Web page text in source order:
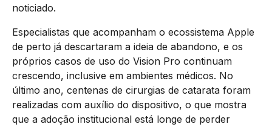
noticiado.
Especialistas que acompanham o ecossistema Apple
de perto já descartaram a ideia de abandono, e os
próprios casos de uso do Vision Pro continuam
crescendo, inclusive em ambientes médicos. No
último ano, centenas de cirurgias de catarata foram
realizadas com auxílio do dispositivo, o que mostra
que a adoção institucional está longe de perder